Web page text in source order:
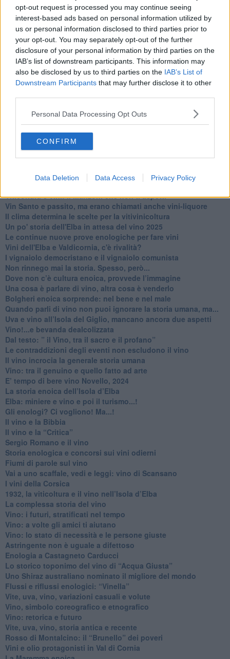
opt-out request is processed you may continue seeing
interest-based ads based on personal information utilized by
us or personal information disclosed to third parties prior to
your opt-out. You may separately opt-out of the further
disclosure of your personal information by third parties on the
IAB’s list of downstream participants. This information may
also be disclosed by us to third parties on the IAB’s List of
Downstream Participants that may further disclose it to other
Personal Data Processing Opt Outs
CONFIRM
Data Deletion Data Access Privacy Policy
Ti potrebbe interessare anche:
Articoli dal Blog “Vignaioli e vini” di Nadio Stronchi
Scuola di vita e creatività
​La volontà di essere “primi”
Norme viticole e enologiche che miglioreranno la qualità
​I vini della Maremma si stanno arricchendo
​Vino di uva di Malvasia Istriana: in Maremma usata poco
​Libreria antiquaria e il “vino scritto”
​Viticoltura e vini: il Manzoni che non ti aspetti
​Vin Santo e passito, ma erano chiamati anche vini-liquore
Il clima determina le scelte per la vitivinicoltura
Un po' storia dell'Elba in attesa del vino 2025
Le continue nuove prove enologiche per fare vini
Vini dell'Elba e Valdicornia, c'è rivalità?
​I vignaiolo democristano e il vignaiolo comunista
​Non rinnego mai la storia. Spesso, però...
​Dove non c’è cultura enoica, provvede l’immagine
​Una cosa è parlare di vino, altra cosa è venderlo
Bolgheri enoica sorprende: nel bene e nel male
​Quando parli di vino non puoi ignorare la storia umana, ma...
Uva e vino all’Isola del Giglio, mancano ancora due aspetti
​Vino!...e bevanda dealcolizzata
​Dal testo: ” il Vino, tra il sacro e il profano”
Le contraddizioni degli eventi non escludono il vino
​Il vino incrocia la generale storia umana
Vino: tra il genuino e quello fatto ad arte
E’ tempo di bere vino Novello, 2024
La storia enoica dell’Isola d’Elba
Elba: miniere e vino e poi il turismo...!
​Gli enologi? Ci vogliono! Ma...!
​Il vino e la Bibbia
​Il vino e la “Critica”
Sergio Romano e il vino
​Storia enologica e concorsi sui vini odierni
Fiumi di parole sul vino
​Vai a uno scaffale, vedi e leggi: vino di Scansano
​I vini della Corsica
​1932, la viticoltura e il vino nell’Isola d’Elba
​La complessa storia del vino
​Vino: i futuri, stratificati nel tempo
Vino: a volte gli amici ti aiutano
Vino: lo stato di necessità e le persone giuste
​Astringente non è uguale a difettoso
Enologia a Castagneto Carducci
Lo storico toponimo del vino di “Acqua Giusta”
Uno Shiraz australiano nominato il migliore del mondo
​Flussi e riflussi enologici: “Vinella”
Vite, uva, vino, variazioni casuali e volute
Vino, simbolo coreografico e etnografico
​Vino: retorica e futuro
​Vite, uva, vino, storia antica e recente
​Rosso di Montalcino: il “Brunello” dei poveri
Vini e olio protagonisti in Val di Cornia